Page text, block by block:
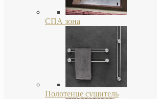
СПА зона
Полотенце сушитель